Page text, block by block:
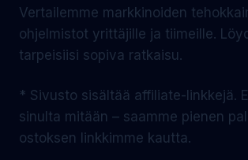
Vertailemme markkinoiden
ohjelmistot yrittäjille ja tiimeille.
tarpeisiisi sopiva ratkaisu.
* Sivusto sisältää affiliate-linkkejä.
sinulta mitään – saamme pienen
ostoksen linkkimme kautta.